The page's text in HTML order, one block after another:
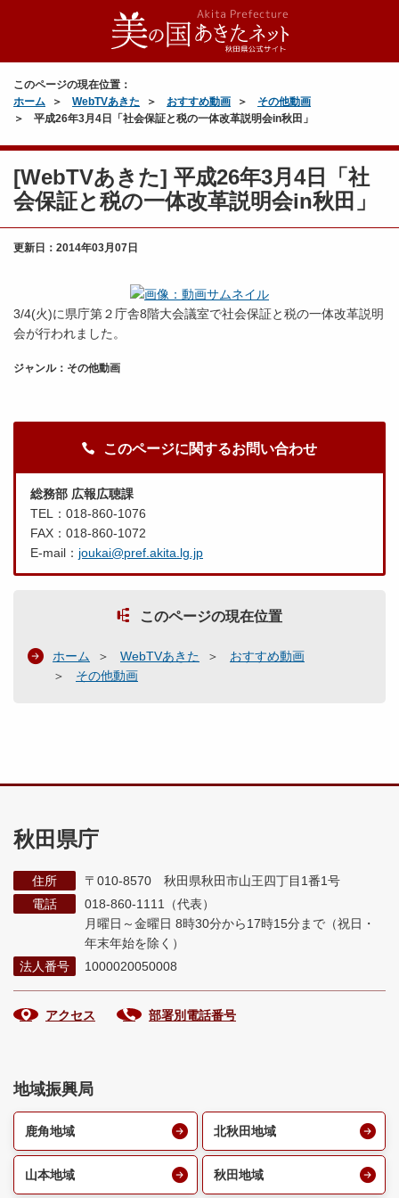
このページの現在位置：
ホーム
WebTVあきた おすすめ動画
その他動画
平成26年3月4日「社会保証と税の一体改革説明会in秋田」
[WebTVあきた] 平成26年3月4日「社
会保証と税の一体改革説明会in秋田」
更新日： 2014年03月07日
3/4(火)に県庁第２庁舎8階大会議室で社会保証と税の一体改革説明
会が行われました。
ジャンル：その他動画
このページに関するお問い合わせ
総務部 広報広聴課
TEL：018-860-1076
FAX：018-860-1072
E-mail： joukai@pref.akita.lg.jp
このページの現在位置
ホーム WebTVあきた
おすすめ動画
その他動画
秋田県庁
住所
〒010-8570 秋田県秋田市山王四丁目1番1号
電話
018-860-1111（代表）
月曜日～金曜日 8時30分から17時15分まで （祝日・
年末年始を除く）
法人番号
1000020050008
アクセス 部署別電話番号
地域振興局
鹿角地域 北秋田地域
山本地域 秋田地域